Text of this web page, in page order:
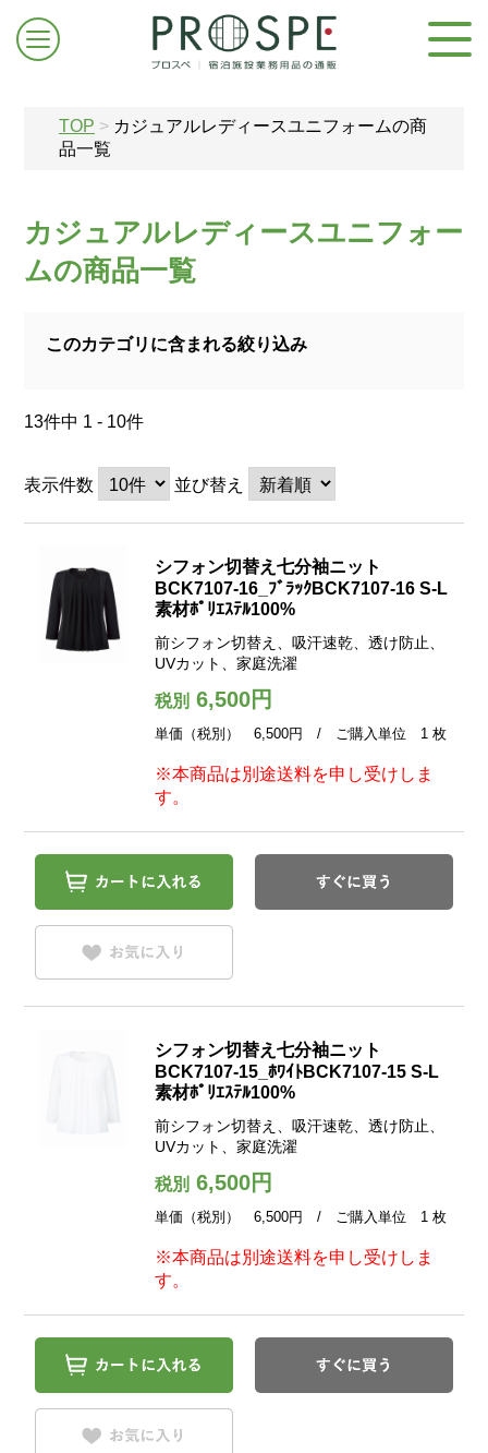
TOP > カジュアルレディースユニフォームの商
品一覧
カジュアルレディースユニフォー
ムの商品一覧
このカテゴリに含まれる絞り込み
13件中 1 - 10件
表示件数 並び替え
シフォン切替え七分袖ニット
BCK7107-16_ﾌﾞﾗｯｸBCK7107-16 S-L
素材ﾎﾟﾘｴｽﾃﾙ100%
前シフォン切替え、吸汗速乾、透け防止、
UVカット、家庭洗濯
税別6,500円
単価（税別） 6,500円 / ご購入単位 1 枚
※本商品は別途送料を申し受けしま
す。
シフォン切替え七分袖ニット
BCK7107-15_ﾎﾜｲﾄBCK7107-15 S-L
素材ﾎﾟﾘｴｽﾃﾙ100%
前シフォン切替え、吸汗速乾、透け防止、
UVカット、家庭洗濯
税別6,500円
単価（税別） 6,500円 / ご購入単位 1 枚
※本商品は別途送料を申し受けしま
す。